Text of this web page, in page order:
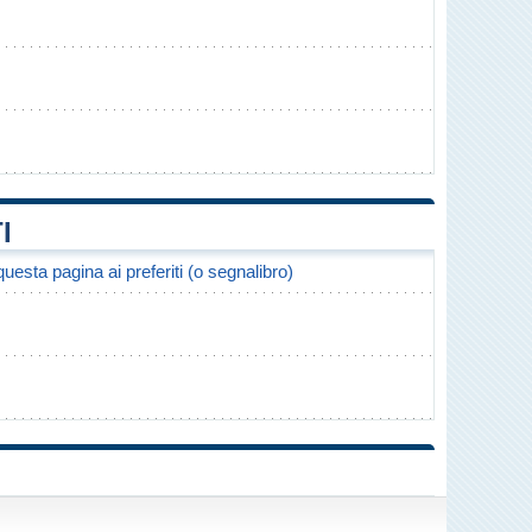
pagina ai preferiti (o segnalibro)